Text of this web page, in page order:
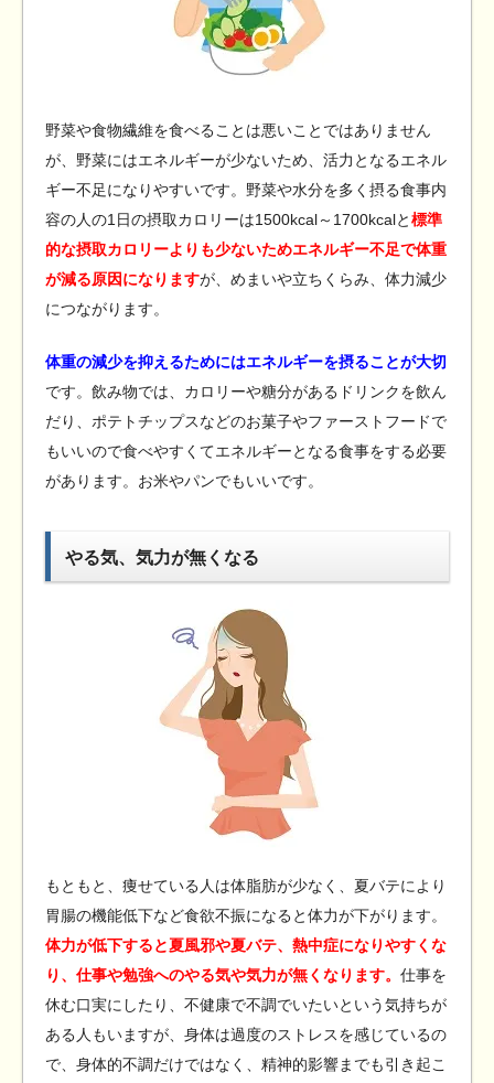
野菜や食物繊維を食べることは悪いことではありません
が、野菜にはエネルギーが少ないため、活力となるエネル
ギー不足になりやすいです。野菜や水分を多く摂る食事内
容の人の1日の摂取カロリーは1500kcal～1700kcalと標準
的な摂取カロリーよりも少ないためエネルギー不足で体重
が減る原因になりますが、めまいや立ちくらみ、体力減少
につながります。
体重の減少を抑えるためにはエネルギーを摂ることが大切
です。飲み物では、カロリーや糖分があるドリンクを飲ん
だり、ポテトチップスなどのお菓子やファーストフードで
もいいので食べやすくてエネルギーとなる食事をする必要
があります。お米やパンでもいいです。
やる気、気力が無くなる
もともと、痩せている人は体脂肪が少なく、夏バテにより
胃腸の機能低下など食欲不振になると体力が下がります。
体力が低下すると夏風邪や夏バテ、熱中症になりやすくな
り、仕事や勉強へのやる気や気力が無くなります。 仕事を
休む口実にしたり、不健康で不調でいたいという気持ちが
ある人もいますが、身体は過度のストレスを感じているの
で、身体的不調だけではなく、精神的影響までも引き起こ